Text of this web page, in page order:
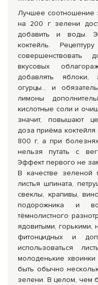
Лучшее соотношение
на 200 г зелени
добавить и воды.
коктейль.
совершенствовать
вкусовых
добавлять яблоки,
огурцы… и
лимоны
кислотные соли и
значит, повышают
доза приёма
800 г, а при
нельзя путать с
Эффект первого не
В качестве зеленой
листья шпината,
свеклы, крапивы,
подорожника и
тёмнолистного
ядовитыми, горькими,
фитонцидных и
использоваться
молоденькие
быть обычно
зелени. В целом, чем